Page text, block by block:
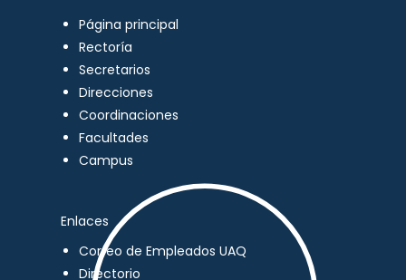
Página principal
Rectoría
Secretarios
Direcciones
Coordinaciones
Facultades
Campus
Enlaces
Correo de Empleados UAQ
Directorio